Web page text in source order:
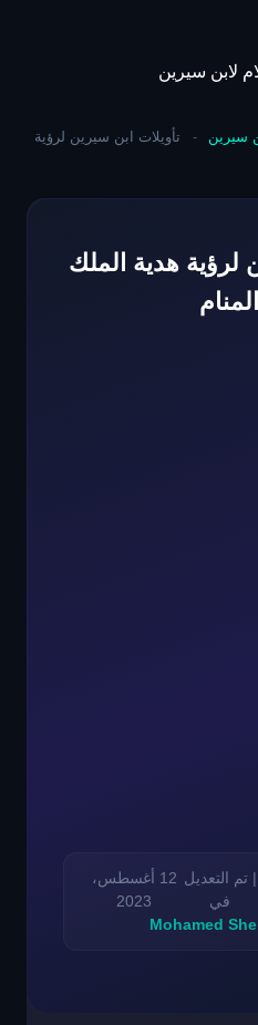
content
لابن سيرين
سيرين -
تأويلات ابن سيرين لرؤية
لرؤية هدية الملك
| تم التعديل
في
12 أغسطس،
2023
Mohamed